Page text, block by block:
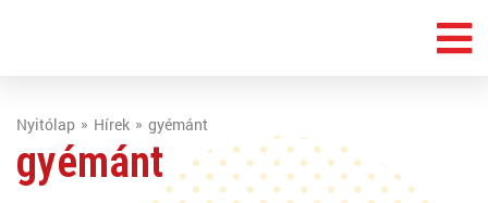
Nyitólap Hírek gyémánt
gyémánt